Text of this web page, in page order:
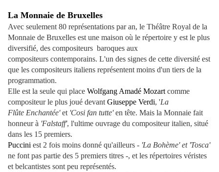
La Monnaie de Bruxelles
Avec seulement 80 représentations par an, le Théâtre Royal de la
Monnaie de Bruxelles est une maison où le répertoire y est le plus
diversifié, des compositeurs baroques aux
compositeurs contemporains. L'un des signes de cette diversité est
que les compositeurs italiens représentent moins d'un tiers de la
programmation.
Elle est la seule qui place Wolfgang Amadé Mozart comme
compositeur le plus joué devant Giuseppe Verdi, 'La
Flûte Enchantée'et 'Cosi fan tutte'en tête. Mais la Monnaie fait
honneur à 'Falstaff', l'ultime ouvrage du compositeur italien, situé
dans les 15 premiers.
Puccini est 2 fois moins donné qu'ailleurs - 'La Bohème' et 'Tosca'
ne font pas partie des 5 premiers titres -, et les répertoires véristes
et belcantistes sont peu représentés.